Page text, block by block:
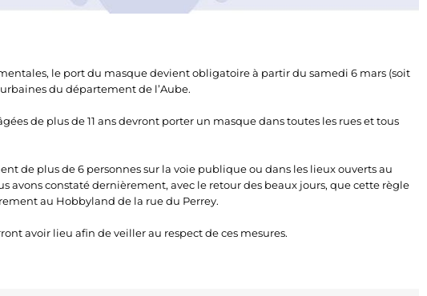
le port du masque devient obligatoire à partir du samedi 6 mars (soit
du département de l’Aube.
de plus de 11 ans devront porter un masque dans toutes les rues et tous
de plus de 6 personnes sur la voie publique ou dans les lieux ouverts au
avons constaté dernièrement, avec le retour des beaux jours, que cette règle
au Hobbyland de la rue du Perrey.
avoir lieu afin de veiller au respect de ces mesures.